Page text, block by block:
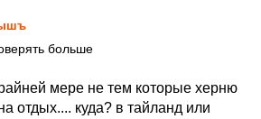
больше
мере не тем которые херню
отдых.... куда? в тайланд или